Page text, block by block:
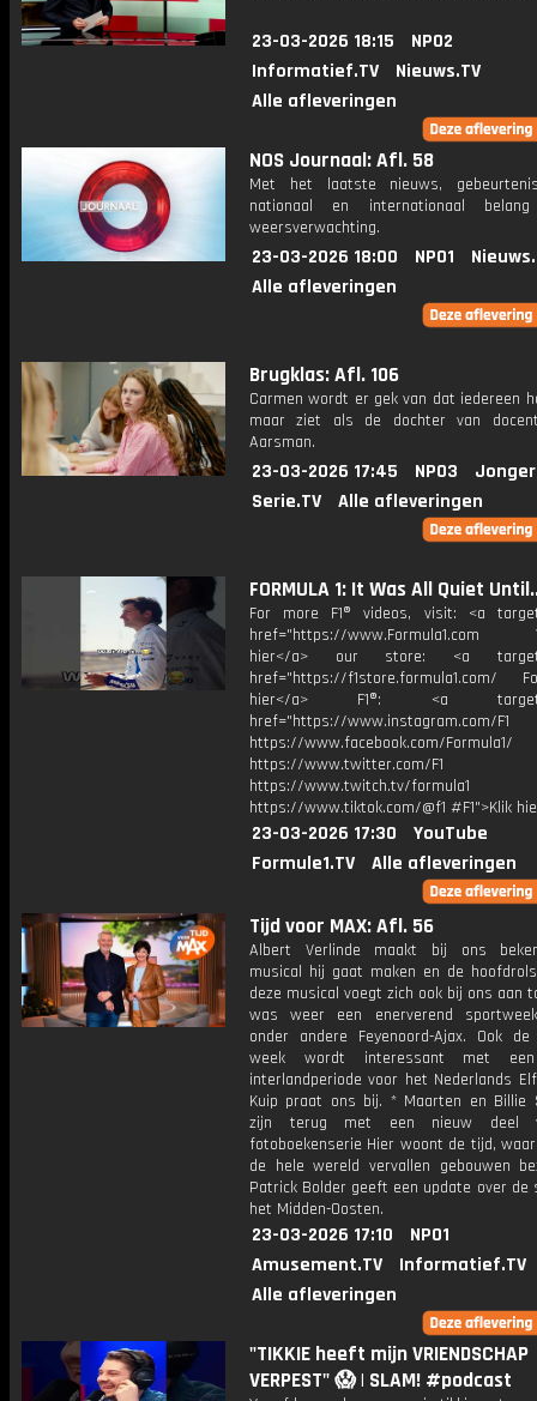
23-03-2026 18:15
NPO2
Informatief.TV
Nieuws.TV
Alle afleveringen
NOS Journaal: Afl. 58
Met het laatste nieuws,
nationaal en internationaal
weersverwachting.
23-03-2026 18:00 NPO1
Alle afleveringen
Brugklas: Afl. 106
Carmen wordt er gek van dat iedereen
maar ziet als de dochter van
Aarsman.
23-03-2026 17:45 NPO3
Serie.TV
Alle afleveringen
FORMULA 1: It Was All Quiet
For more F1® videos, visit: <a
href="https://www.Formula1.com
hier</a> our store: <a
href="https://f1store.formula1.com/
hier</a> F1®: <a
href="https://www.instagram.com/F1
https://www.facebook.com/Formula1/
https://www.twitter.com/F1
https://www.twitch.tv/formula1
https://www.tiktok.com/@f1 #F1">Klik
23-03-2026 17:30
YouTube
Formule1.TV
Alle afleveringen
Tijd voor MAX: Afl. 56
Albert Verlinde maakt bij ons
musical hij gaat maken en de
deze musical voegt zich ook bij ons aan
was weer een enerverend
onder andere Feyenoord-Ajax. Ook de
week wordt interessant met
interlandperiode voor het Nederlands
Kuip praat ons bij. * Maarten en Billie
zijn terug met een nieuw deel
fotoboekenserie Hier woont de tijd,
de hele wereld vervallen gebouwen
Patrick Bolder geeft een update over de
het Midden-Oosten.
23-03-2026 17:10
NPO1
Amusement.TV
Informatief.TV
Alle afleveringen
"TIKKIE heeft mijn VRIENDSCHAP
VERPEST" 😱 | SLAM! #podcast